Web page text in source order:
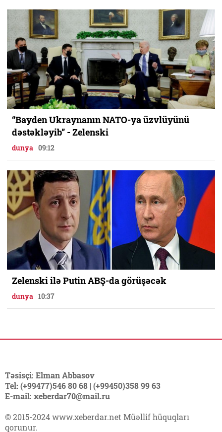
“Bayden Ukraynanın NATO-ya üzvlüyünü
dəstəkləyib” - Zelenski
dunya 09:12
Zelenski ilə Putin ABŞ-da görüşəcək
dunya 10:37
Təsisçi: Elman Abbasov
Tel: (+99477)546 80 68 | (+99450)358 99 63
E-mail: xeberdar70@mail.ru
© 2015-2024 www.xeberdar.net Müəllif hüquqları
qorunur.